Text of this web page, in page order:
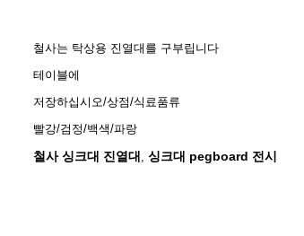
철사는 탁상용 진열대를 구부립니다
테이블에
저장하십시오/상점/식료품류
빨강/검정/백색/파랑
철사 싱크대 진열대 , 싱크대 pegboard 전시